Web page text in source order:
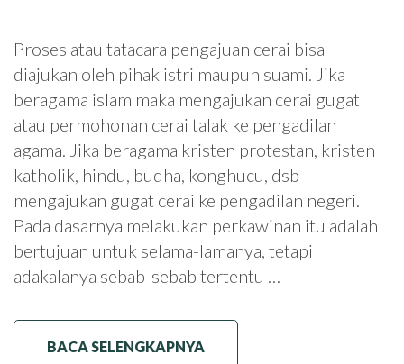
Proses atau tatacara pengajuan cerai bisa
diajukan oleh pihak istri maupun suami. Jika
beragama islam maka mengajukan cerai gugat
atau permohonan cerai talak ke pengadilan
agama. Jika beragama kristen protestan, kristen
katholik, hindu, budha, konghucu, dsb
mengajukan gugat cerai ke pengadilan negeri.
Pada dasarnya melakukan perkawinan itu adalah
bertujuan untuk selama-lamanya, tetapi
adakalanya sebab-sebab tertentu …
BACA SELENGKAPNYA